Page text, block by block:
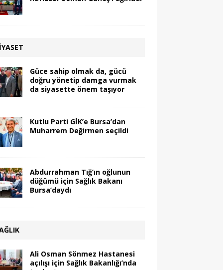
Güce sahip olmak da, gücü
doğru yönetip damga vurmak
da siyasette önem taşıyor
Kutlu Parti GİK’e Bursa’dan
Muharrem Değirmen seçildi
Abdurrahman Tığ’ın oğlunun
düğümü için Sağlık Bakanı
Bursa’daydı
Ali Osman Sönmez Hastanesi
açılışı için Sağlık Bakanlığı’nda